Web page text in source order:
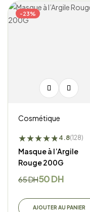
-23%
Cosmétique
★★★★★
★4.8(128)
Masque à l’Argile
Rouge 200G
65DH50DH
AJOUTER AU PANIER